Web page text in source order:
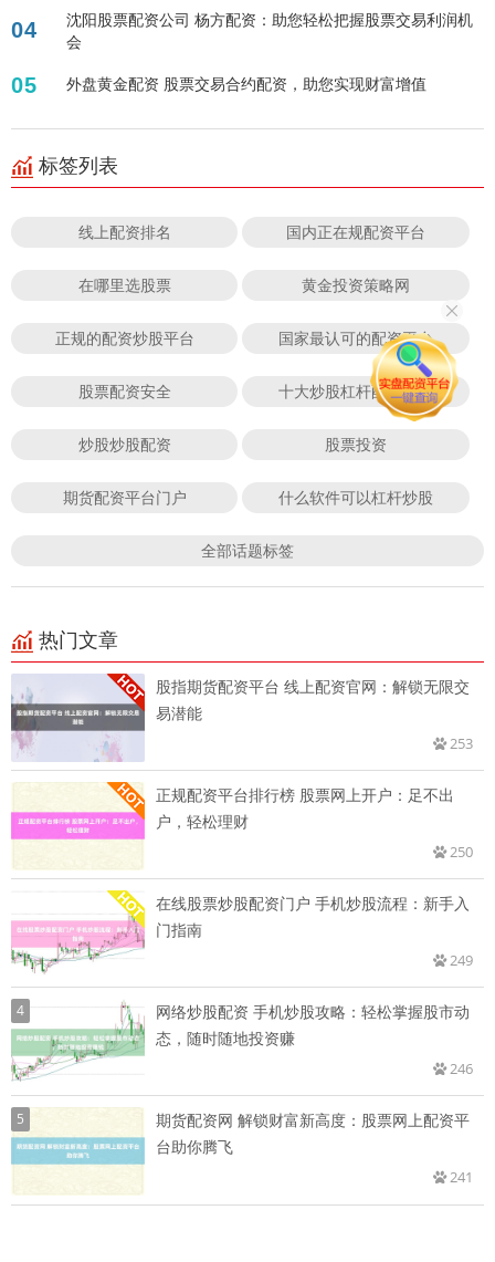
04
沈阳股票配资公司 杨方配资：助您轻松把握股票交易利润机
会
05 外盘黄金配资 股票交易合约配资，助您实现财富增值
标签列表
线上配资排名 国内正在规配资平台
在哪里选股票 黄金投资策略网
正规的配资炒股平台 国家最认可的配资平台
股票配资安全 十大炒股杠杆配资平台
炒股炒股配资 股票投资
期货配资平台门户 什么软件可以杠杆炒股
全部话题标签
热门文章
股指期货配资平台 线上配资官网：解锁无限交
易潜能
253
正规配资平台排行榜 股票网上开户：足不出
户，轻松理财
250
在线股票炒股配资门户 手机炒股流程：新手入
门指南
249
4
网络炒股配资 手机炒股攻略：轻松掌握股市动
态，随时随地投资赚
246
5
期货配资网 解锁财富新高度：股票网上配资平
台助你腾飞
241